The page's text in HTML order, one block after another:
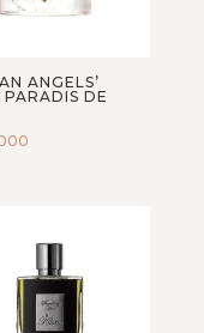
ANGELS’
PARADIS DE